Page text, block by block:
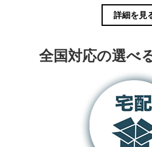
詳細を見
全国対応の選べ